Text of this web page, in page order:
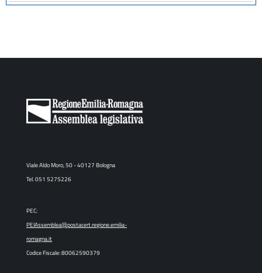
Viale Aldo Moro, 50 - 40127 Bologna
Tel. 051 5275226
PEC:
PEIAssemblea@postacert.regione.emilia-
romagna.it
Codice Fiscale: 80062590379